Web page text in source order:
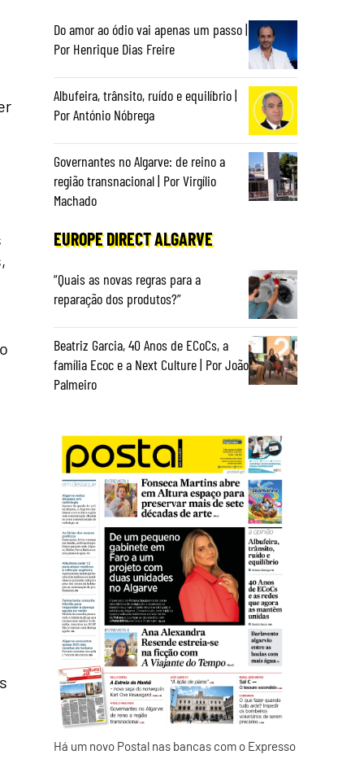
Do amor ao ódio vai apenas um passo |
Por Henrique Dias Freire
Albufeira, trânsito, ruído e equilíbrio |
Por António Nóbrega
Governantes no Algarve: de reino a
região transnacional | Por Virgílio
Machado
EUROPE DIRECT ALGARVE
“Quais as novas regras para a
reparação dos produtos?”
Beatriz Garcia, 40 Anos de ECoCs, a
família Ecoc e a Next Culture | Por João
Palmeiro
Há um novo Postal nas bancas com o Expresso